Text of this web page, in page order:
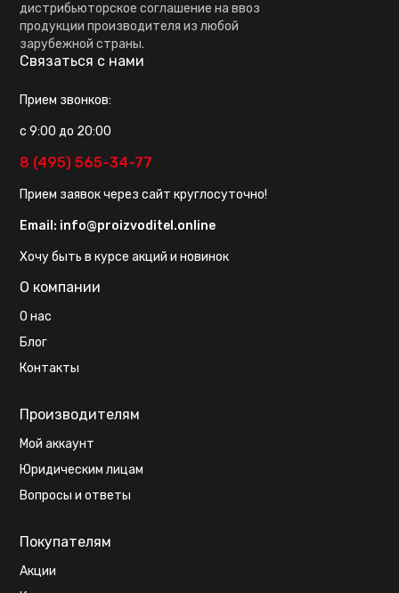
дистрибьюторское соглашение на ввоз
продукции производителя из любой
зарубежной страны.
Связаться с нами
Прием звонков:
с 9:00 до 20:00
8 (495) 565-34-77
Прием заявок через сайт круглосуточно!
Email: info@proizvoditel.online
Хочу быть в курсе акций и новинок
О компании
О нас
Блог
Контакты
Производителям
Мой аккаунт
Юридическим лицам
Вопросы и ответы
Покупателям
Акции